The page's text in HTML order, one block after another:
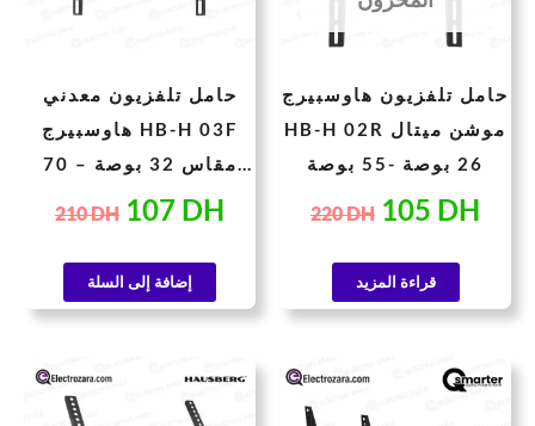
حامل تلفزيون معدني
هاوسبيرج HB-H 03F
مقاس 32 بوصة – 70
بوصة
210DH 107 DH
إضافة إلى السلة
حامل تلفزيون هاوسبيرج
HB-H 02R موشن ميتال
26 بوصة -55 بوصة
220DH 105 DH
قراءة المزيد
السعر
الأصلي
السعر
السعر